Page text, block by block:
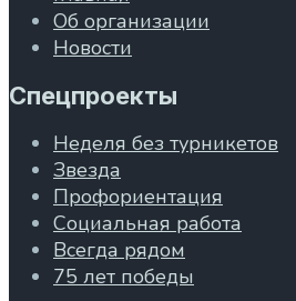
Об организации
Новости
Спецпроекты
Неделя без турникетов
Звезда
Профориентация
Социальная работа
Всегда рядом
75 лет победы